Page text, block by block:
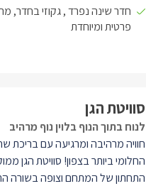
סוויטת הגן
לנוח בתוך הנוף בלוין נוף מרהיב
חוויה מרהיבה ומרגיעה עם בריכת
החלומי ביותר בצפון! סוויטת הגן
התחתון של המתחם וצופה בשורה
המרשים. הבקתה נחלקת לשני
זוגי רומנטי וחלל מרכזי בו נמצאים
חדר שינה נפרד , גקוזי בחדר,
פרטית ומיוחדת